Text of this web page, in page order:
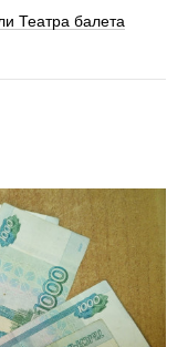
Театра балета